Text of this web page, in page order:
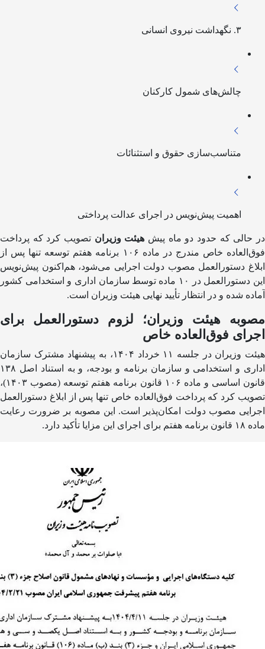
۳. نگهداشت نیروی انسانی
چالش‌های شمول کارکنان
متناسب‌سازی حقوق و استثنائات
اهمیت پیش‌نویس در اجرای عدالت پرداختی
در حالی که حدود دو ماه پیش هیئت وزیران تصویب کرد که پرداخت
فوق‌العاده خاص مندرج در ماده ۱۰۶ برنامه هفتم توسعه تنها پس از
ابلاغ دستورالعمل مصوب دولت اجرایی می‌شود، هم‌اکنون پیش‌نویس
این دستورالعمل در ۱۰ ماده توسط سازمان اداری و استخدامی کشور
آماده شده و در انتظار تأیید نهایی هیئت وزیران است.
مصوبه هیئت وزیران؛ لزوم دستورالعمل برای
اجرای فوق‌العاده خاص
هیئت وزیران در جلسه ۱۱ خرداد ۱۴۰۴، به پیشنهاد مشترک سازمان
اداری و استخدامی و سازمان برنامه و بودجه، و به استناد اصل ۱۳۸
قانون اساسی و ماده ۱۰۶ قانون برنامه هفتم توسعه (مصوب ۱۴۰۳)،
تصویب کرد که پرداخت فوق‌العاده خاص تنها پس از ابلاغ دستورالعمل
اجرایی مصوب دولت امکان‌پذیر است. این مصوبه بر ضرورت رعایت
ماده ۱۸ قانون برنامه هفتم برای اجرای این مزایا تأکید دارد.